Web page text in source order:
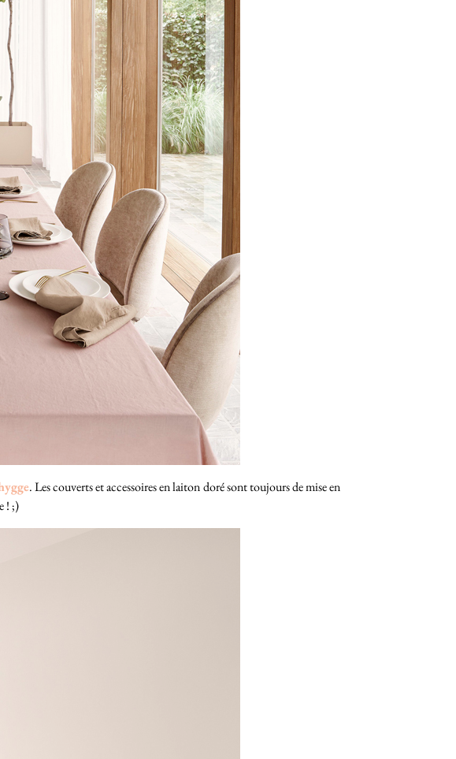
. Les couverts et accessoires en laiton doré sont toujours de mise en
! ;)